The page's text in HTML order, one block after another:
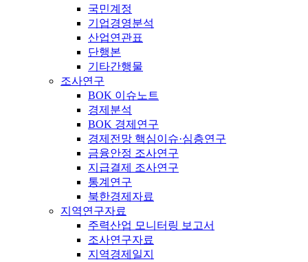
국민계정
기업경영분석
산업연관표
단행본
기타간행물
조사연구
BOK 이슈노트
경제분석
BOK 경제연구
경제전망 핵심이슈·심층연구
금융안정 조사연구
지급결제 조사연구
통계연구
북한경제자료
지역연구자료
주력산업 모니터링 보고서
조사연구자료
지역경제일지